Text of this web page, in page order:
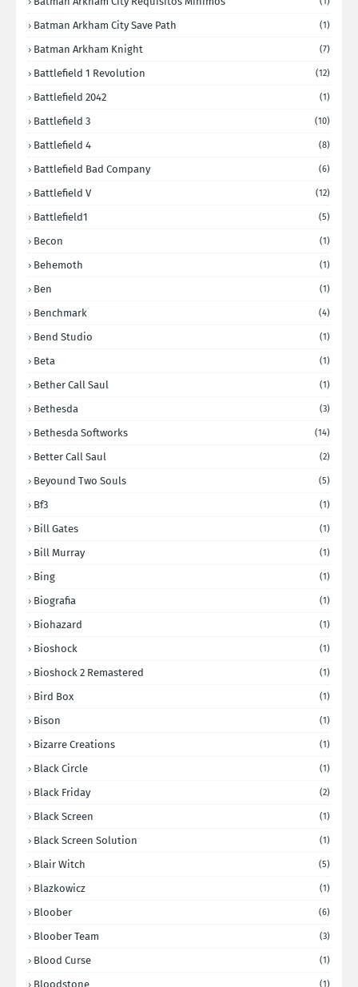
Batman Arkham City Save Path (1)
Batman Arkham Knight (7)
Battlefield 1 Revolution (12)
Battlefield 2042 (1)
Battlefield 3 (10)
Battlefield 4 (8)
Battlefield Bad Company (6)
Battlefield V (12)
Battlefield1 (5)
Becon (1)
Behemoth (1)
Ben (1)
Benchmark (4)
Bend Studio (1)
Beta (1)
Bether Call Saul (1)
Bethesda (3)
Bethesda Softworks (14)
Better Call Saul (2)
Beyound Two Souls (5)
Bf3 (1)
Bill Gates (1)
Bill Murray (1)
Bing (1)
Biografia (1)
Biohazard (1)
Bioshock (1)
Bioshock 2 Remastered (1)
Bird Box (1)
Bison (1)
Bizarre Creations (1)
Black Circle (1)
Black Friday (2)
Black Screen (1)
Black Screen Solution (1)
Blair Witch (5)
Blazkowicz (1)
Bloober (6)
Bloober Team (3)
Blood Curse (1)
Bloodstone (1)